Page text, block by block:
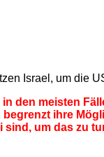
Israel, um die
den meisten
ihre
um das zu